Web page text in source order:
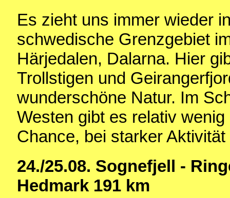
Es zieht uns immer wieder
schwedische Grenzgebiet
Härjedalen, Dalarna. Hier
Trollstigen und
wunderschöne Natur. Im
Westen gibt es relativ
Chance, bei starker
24./25.08. Sognefjell -
Hedmark 191 km